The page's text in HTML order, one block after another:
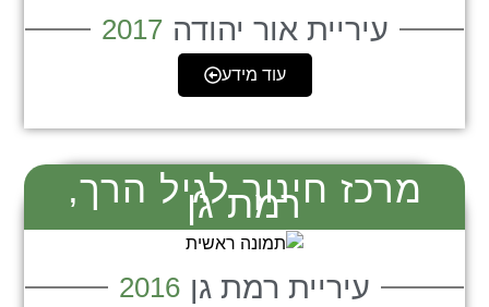
עיריית אור יהודה 2017
עוד מידע
מרכז חינוך לגיל הרך,
רמת גן
עיריית רמת גן 2016